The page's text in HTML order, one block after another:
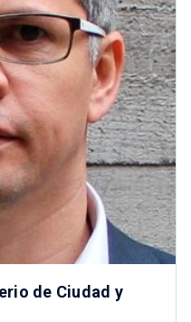
de Ciudad y